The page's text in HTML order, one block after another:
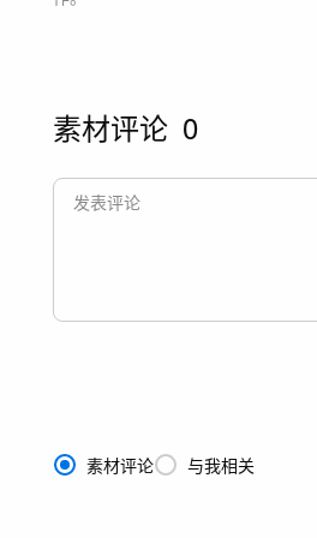
素材评论 0
素材评论 与我相关